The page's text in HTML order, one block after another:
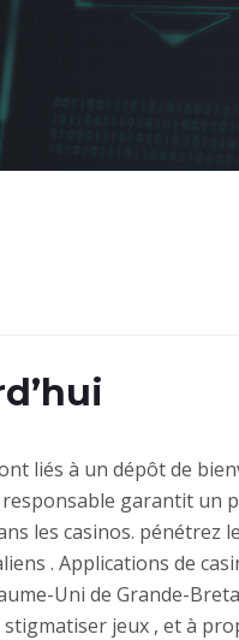
liés à un dépôt de
garantit un
les casinos. pénétrez
. Applications de
Uni de Grande-
jeux , et à